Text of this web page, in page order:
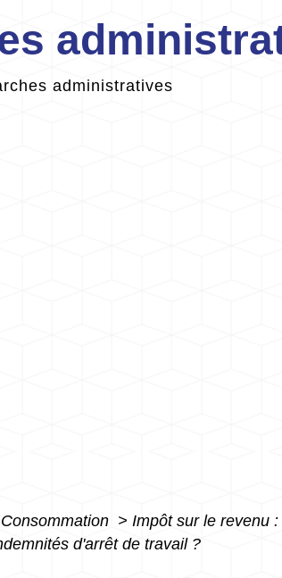
administratives
> Impôt sur le revenu
d'arrêt de travail ?